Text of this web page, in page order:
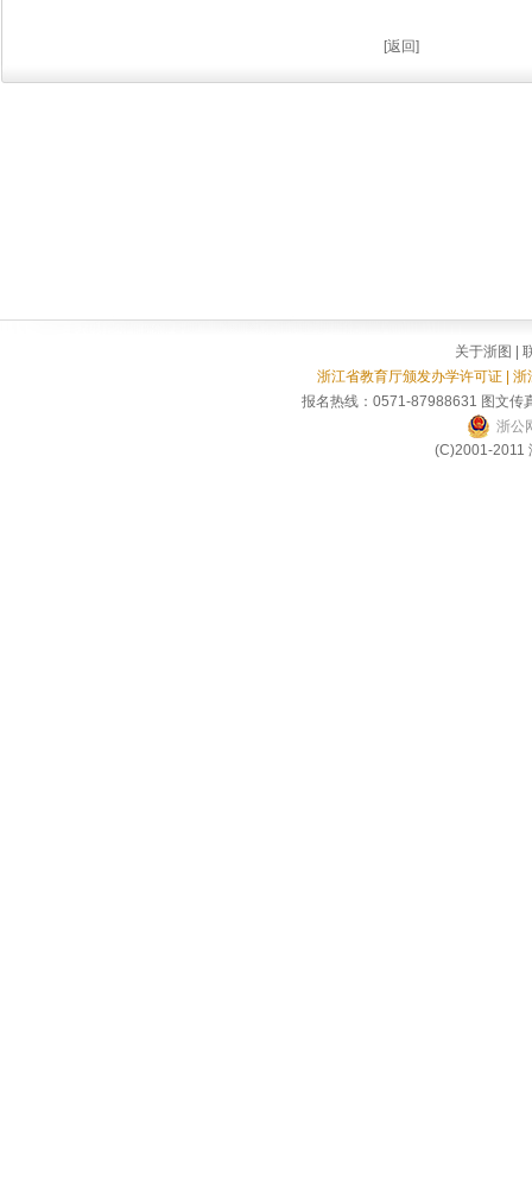
[返回]
关于浙图
浙江省教育厅颁发办学许可证 |
报名热线：0571-87988631 图文传
浙公
(C)2001-2011